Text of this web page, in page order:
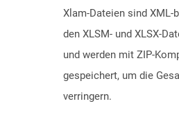
Xlam-Dateien sind XML-
den XLSM- und XLSX-
und werden mit ZIP-
gespeichert, um die
verringern.